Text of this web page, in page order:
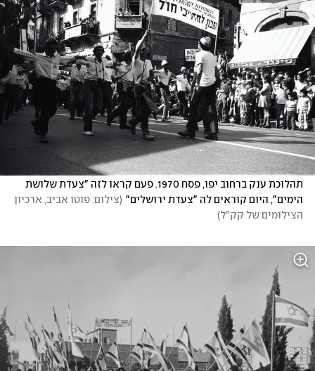
הימים", היום קוראים לה "צעדת ירושלים" (
הצילומים של קק"ל)